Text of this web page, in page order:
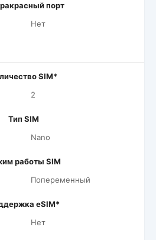
порт
Нет
SIM*
2
Тип SIM
Nano
работы SIM
Попеременный
eSIM*
Нет